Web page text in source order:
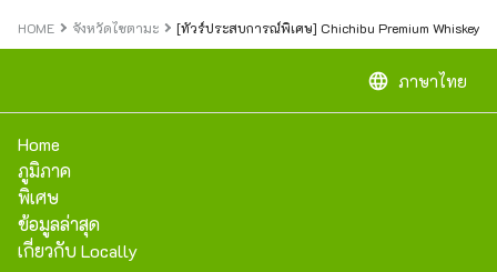
HOME จังหวัดไซตามะ [ทัวร์ประสบการณ์พิเศษ] Chichibu Premium Whiskey
language ภาษาไทย
Home
ภูมิภาค
พิเศษ
ข้อมูลล่าสุด
เกี่ยวกับ Locally